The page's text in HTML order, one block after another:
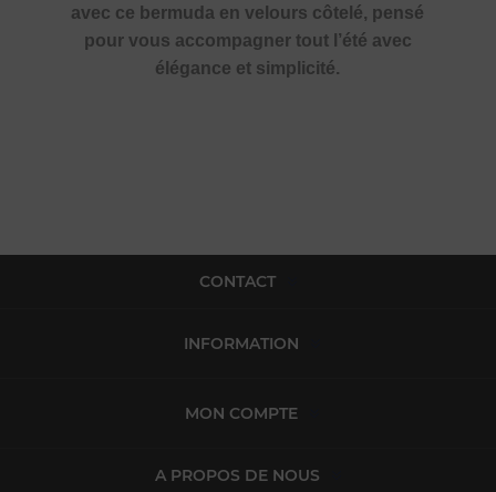
avec ce bermuda en velours côtelé, pensé
pour vous accompagner tout l’été avec
élégance et simplicité.
CONTACT
INFORMATION
MON COMPTE
A PROPOS DE NOUS